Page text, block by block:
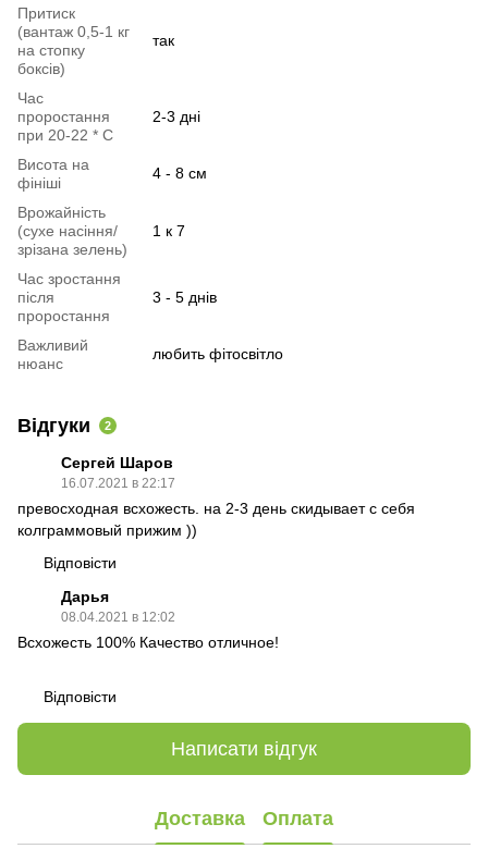
Притиск
(вантаж 0,5-1 кг
на стопку
боксів)
так
Час
проростання
при 20-22 * C
2-3 дні
Висота на
фініші
4 - 8 см
Врожайність
(сухе насіння/
зрізана зелень)
1 к 7
Час зростання
після
проростання
3 - 5 днів
Важливий
нюанс
любить фітосвітло
Відгуки 2
Сергей Шаров
16.07.2021 в 22:17
превосходная всхожесть. на 2-3 день скидывает с себя
колграммовый прижим ))
Відповісти
Дарья
08.04.2021 в 12:02
Всхожесть 100% Качество отличное!
Відповісти
Написати відгук
Доставка Оплата